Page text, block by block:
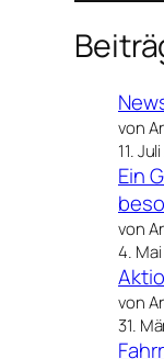
von
11.
Ein
von
4.
von
31.